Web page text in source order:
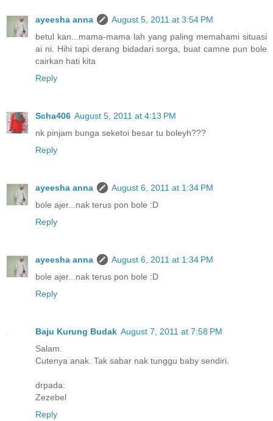
ayeesha anna
August 5, 2011 at 3:54 PM
betul kan...mama-mama lah yang paling memahami situasi
ai ni. Hihi tapi derang bidadari sorga, buat camne pun bole
cairkan hati kita
Reply
Scha406 August 5, 2011 at 4:13 PM
nk pinjam bunga seketoi besar tu boleyh???
Reply
ayeesha anna
August 6, 2011 at 1:34 PM
bole ajer...nak terus pon bole :D
Reply
ayeesha anna
August 6, 2011 at 1:34 PM
bole ajer...nak terus pon bole :D
Reply
Baju Kurung Budak August 7, 2011 at 7:58 PM
Salam.
Cutenya anak. Tak sabar nak tunggu baby sendiri.
drpada:
Zezebel
Reply